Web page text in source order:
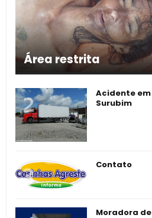
Área restrita
Acidente em
Surubim
Contato
Moradora de